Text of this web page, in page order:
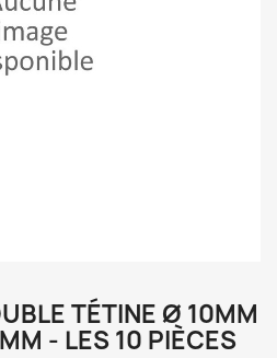
TÉTINE Ø 10MM
- LES 10 PIÈCES